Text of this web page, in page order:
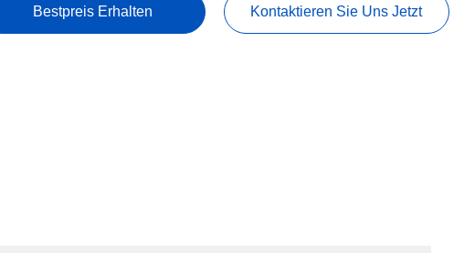
Bestpreis Erhalten Kontaktieren Sie Uns Jetzt